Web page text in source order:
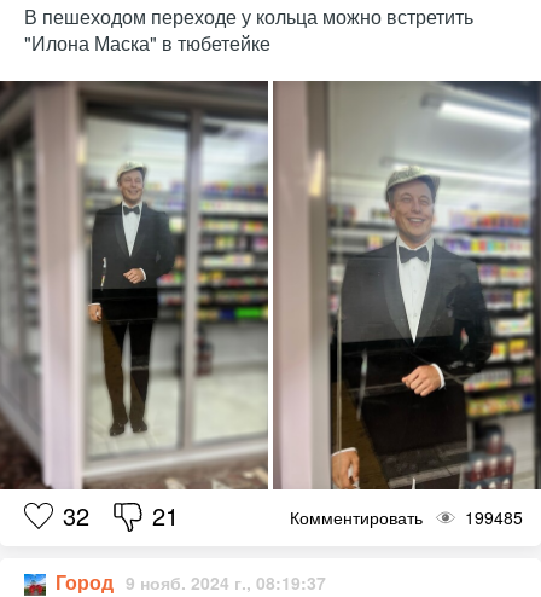
В пешеходом переходе у кольца можно встретить
"Илона Маска" в тюбетейке
32 21 Комментировать 199485
Город 9 нояб. 2024 г., 08:19:37